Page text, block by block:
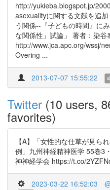
http://yukieba.blogspot.jp/
asexualityに関する文献を追
う関係--『子どもの時間』に
な関係性」試論」 著者：染谷
http://www.jca.apc.org/wssj/
Overing ...
2013-07-07 15:55:22
Twitter (10 users,
favorites)
【A】「女性的な仕草が見ら
例」九州神経精神医学 55巻3
神神経学会 https://t.co/
2023-03-22 16:52:03